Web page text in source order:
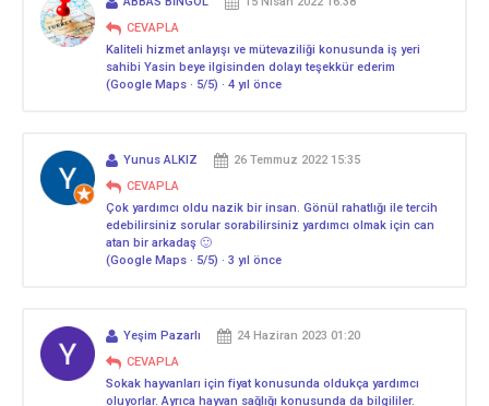
CEVAPLA
Kaliteli hizmet anlayışı ve mütevaziliği konusunda iş yeri
sahibi Yasin beye ilgisinden dolayı teşekkür ederim
(Google Maps · 5/5) · 4 yıl önce
Yunus ALKIZ
26 Temmuz 2022 15:35
CEVAPLA
Çok yardımcı oldu nazik bir insan. Gönül rahatlığı ile tercih
edebilirsiniz sorular sorabilirsiniz yardımcı olmak için can
atan bir arkadaş 🙂
(Google Maps · 5/5) · 3 yıl önce
Yeşim Pazarlı
24 Haziran 2023 01:20
CEVAPLA
Sokak hayvanları için fiyat konusunda oldukça yardımcı
oluyorlar. Ayrıca hayvan sağlığı konusunda da bilgililer.